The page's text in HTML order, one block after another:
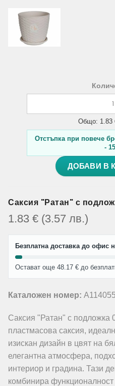
Общо: 1.83
Отстъпка при повече
-
ДОБАВИ В
Саксия "Ратан" с
1.83 € (3.57 лв.)
Безплатна доставка до офис
Остават още 48.17 € до
Каталожен номер:
Саксия "Ратан" с подложка
пластмасова саксия,
изискан дизайн в цвят на
елегантна атмосфера,
интериор и градина. Тази
комбинира